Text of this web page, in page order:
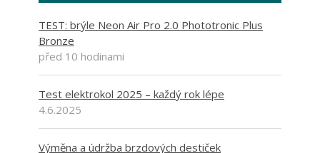
TEST: brýle Neon Air Pro 2.0 Phototronic Plus
Bronze
před 10 hodinami
Test elektrokol 2025 – každý rok lépe
4.6.2025
Výměna a údržba brzdových destiček